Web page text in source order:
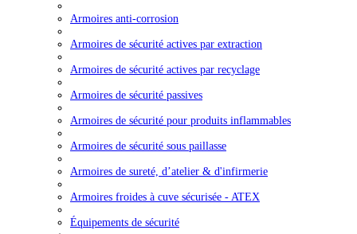
Armoires anti-corrosion
Armoires de sécurité actives par extraction
Armoires de sécurité actives par recyclage
Armoires de sécurité passives
Armoires de sécurité pour produits inflammables
Armoires de sécurité sous paillasse
Armoires de sureté, d’atelier & d'infirmerie
Armoires froides à cuve sécurisée - ATEX
Équipements de sécurité